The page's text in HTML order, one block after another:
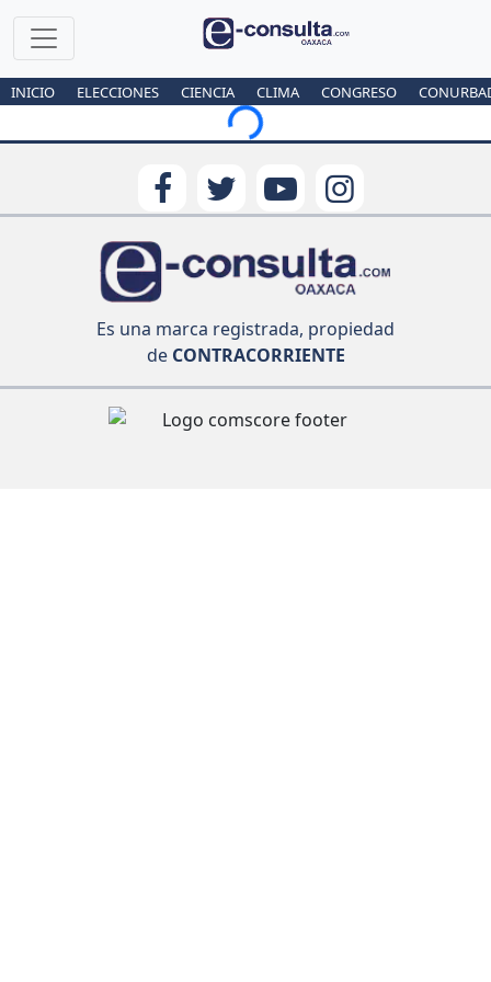
INICIO ELECCIONES CIENCIA CLIMA CONGRESO
Loading...
Es una marca registrada, propiedad
deCONTRACORRIENTE